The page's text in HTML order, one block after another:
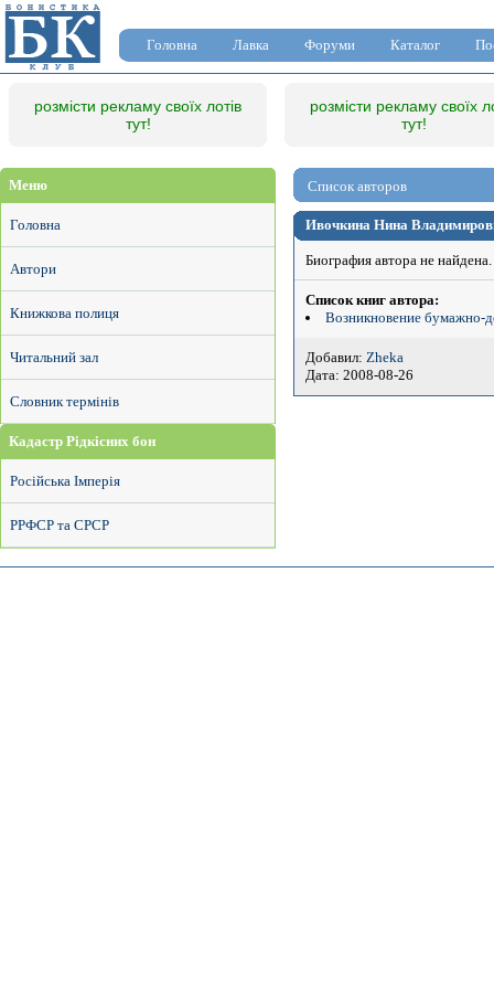
Головна Лавка Форуми Каталог
розмісти рекламу своїх лотів
тут!
розмісти рекламу своїх
тут!
Меню
Головна
Автори
Книжкова полиця
Читальний зал
Словник термінів
Кадастр Рідкісних бон
Російська Імперія
РРФСР та СРСР
Список авторов
Ивочкина Нина
Биография автора не найдена.
Список книг автора:
Возникновение бумажно-
Добавил: Zheka
Дата: 2008-08-26